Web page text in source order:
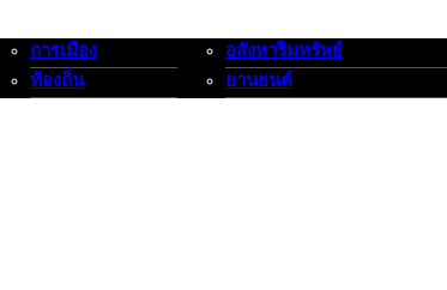
การเมือง-ท้องถิ่น
การเมือง
ท้องถิ่น
อสังหาริมทรัพย์-ยานยนต์
อสังหาริมทรัพย์
ยานยนต์